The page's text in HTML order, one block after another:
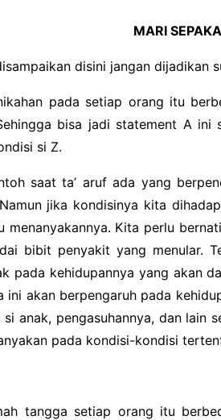
MARI
disini jangan dijadikan
pada setiap orang itu
bisa jadi statement A ini
si Z.
saat ta’ aruf ada yang
jika kondisinya kita
menanyakannya. Kita perlu
bibit penyakit yang menular.
pada kehidupannya yang akan
ini akan berpengaruh pada
anak, pengasuhannya, dan lain
pada kondisi-kondisi
tangga setiap orang itu